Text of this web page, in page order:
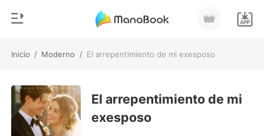
Inicio / Moderno / El arrepentimiento de mi exesposo
Recargar
Historia
Género
Moderno
El arrepentimiento de mi
exesposo